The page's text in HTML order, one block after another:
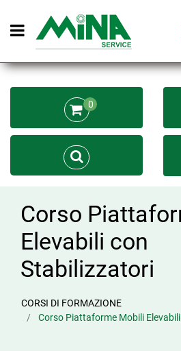
Open menu
0
Corso
Elevabili con
Stabilizzatori
CORSI DI FORMAZIONE
Corso Piattaforme Mobili